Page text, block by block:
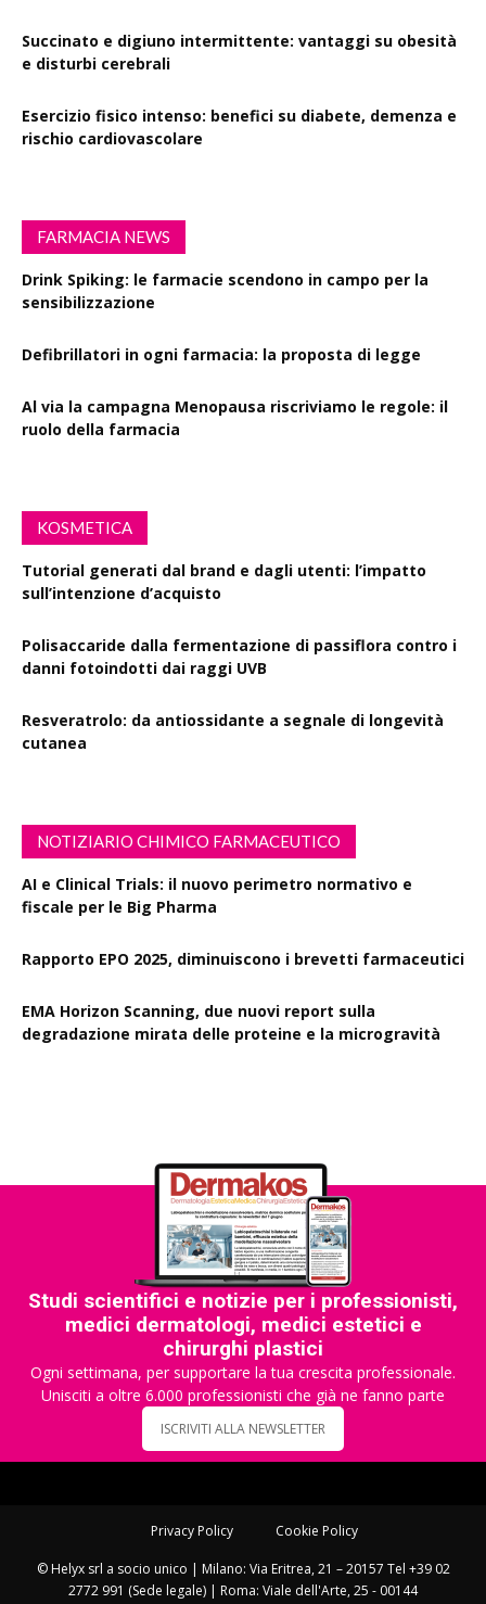
Succinato e digiuno intermittente: vantaggi su obesità
e disturbi cerebrali
Esercizio fisico intenso: benefici su diabete, demenza e
rischio cardiovascolare
FARMACIA NEWS
Drink Spiking: le farmacie scendono in campo per la
sensibilizzazione
Defibrillatori in ogni farmacia: la proposta di legge
Al via la campagna Menopausa riscriviamo le regole: il
ruolo della farmacia
KOSMETICA
Tutorial generati dal brand e dagli utenti: l’impatto
sull’intenzione d’acquisto
Polisaccaride dalla fermentazione di passiflora contro i
danni fotoindotti dai raggi UVB
Resveratrolo: da antiossidante a segnale di longevità
cutanea
NOTIZIARIO CHIMICO FARMACEUTICO
AI e Clinical Trials: il nuovo perimetro normativo e
fiscale per le Big Pharma
Rapporto EPO 2025, diminuiscono i brevetti farmaceutici
EMA Horizon Scanning, due nuovi report sulla
degradazione mirata delle proteine e la microgravità
Studi scientifici e notizie per i professionisti,
medici dermatologi, medici estetici e
chirurghi plastici
Ogni settimana, per supportare la tua crescita professionale.
Unisciti a oltre 6.000 professionisti che già ne fanno parte
ISCRIVITI ALLA NEWSLETTER
Privacy Policy Cookie Policy
© Helyx srl a socio unico | Milano: Via Eritrea, 21 – 20157 Tel +39 02
2772 991 (Sede legale) | Roma: Viale dell'Arte, 25 - 00144